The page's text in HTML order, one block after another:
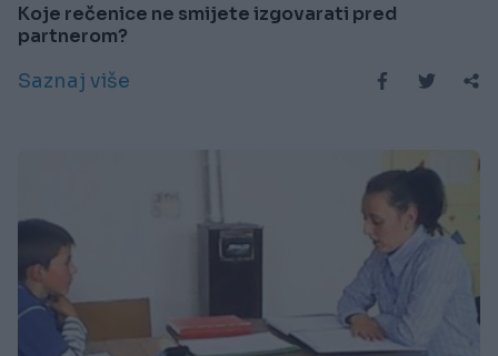
Koje rečenice ne smijete izgovarati pred
partnerom?
Saznaj više